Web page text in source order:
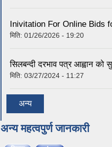
Inivitation For Online Bids
मिति: 01/26/2026 - 19:20
सिलबन्दी दरभाव पत्र आह्वान को
मिति: 03/27/2024 - 11:27
अन्य
अन्य महत्वपुर्ण जानकारी